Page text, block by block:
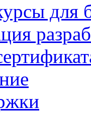
для